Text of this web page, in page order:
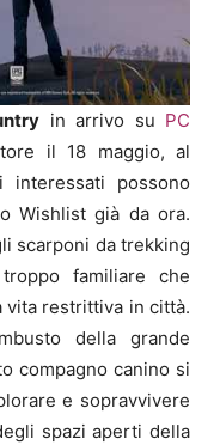
in arrivo su PC
il 18 maggio, al
possono
Wishlist già da ora.
scarponi da trekking
familiare che
vita restrittiva in città.
della grande
compagno canino si
e sopravvivere
spazi aperti della